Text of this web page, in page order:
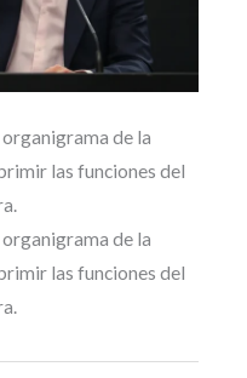
de la
las funciones del
de la
las funciones del